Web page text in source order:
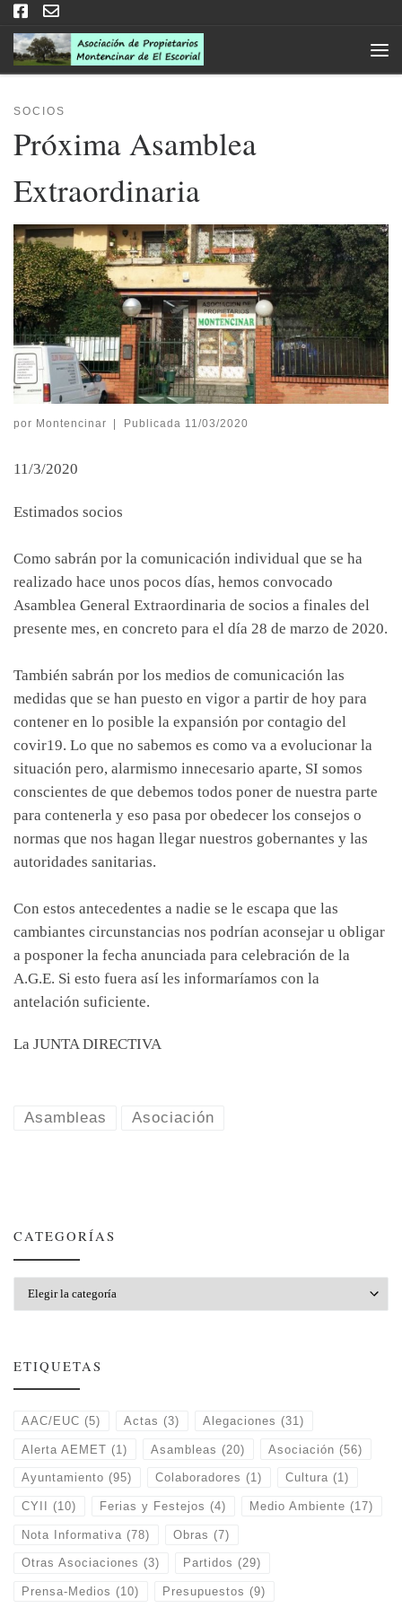
SOCIOS
Próxima Asamblea
Extraordinaria
por Montencinar Publicada 11/03/2020
11/3/2020
Estimados socios
Como sabrán por la comunicación individual que se ha
realizado hace unos pocos días, hemos convocado
Asamblea General Extraordinaria de socios a finales del
presente mes, en concreto para el día 28 de marzo de 2020.
También sabrán por los medios de comunicación las
medidas que se han puesto en vigor a partir de hoy para
contener en lo posible la expansión por contagio del
covir19. Lo que no sabemos es como va a evolucionar la
situación pero, alarmismo innecesario aparte, SI somos
conscientes de que debemos todos poner de nuestra parte
para contenerla y eso pasa por obedecer los consejos o
normas que nos hagan llegar nuestros gobernantes y las
autoridades sanitarias.
Con estos antecedentes a nadie se le escapa que las
cambiantes circunstancias nos podrían aconsejar u obligar
a posponer la fecha anunciada para celebración de la
A.G.E. Si esto fuera así les informaríamos con la
antelación suficiente.
La JUNTA DIRECTIVA
Asambleas Asociación
CATEGORÍAS
ETIQUETAS
AAC/EUC (5) Actas (3) Alegaciones (31)
Alerta AEMET (1) Asambleas (20) Asociación (56)
Ayuntamiento (95) Colaboradores (1) Cultura (1)
CYII (10) Ferias y Festejos (4) Medio Ambiente (17)
Nota Informativa (78) Obras (7)
Otras Asociaciones (3) Partidos (29)
Prensa-Medios (10) Presupuestos (9)